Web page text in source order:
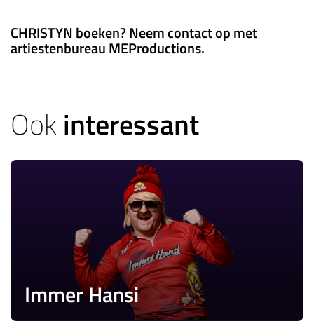
CHRISTYN boeken? Neem contact op met
artiestenbureau MEProductions.
Ookinteressant
Immer Hansi